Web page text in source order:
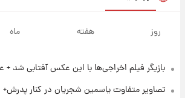
۱۶ ساعت پیش
روز هفته ماه
بازیگر فیلم اخراجی‌ها با این عکس آفتابی شد
تصاویر متفاوت یاسمین شجریان در کنار